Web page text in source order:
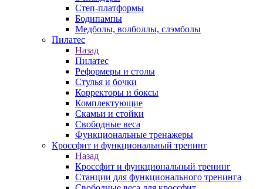
Степ-платформы
Бодипампы
Медболы, волболлы, слэмболы
Пилатес
Назад
Пилатес
Реформеры и столы
Стулья и бочки
Корректоры и боксы
Комплектующие
Скамьи и стойки
Свободные веса
Функциональные тренажеры
Кроссфит и функциональный тренинг
Назад
Кроссфит и функциональный тренинг
Станции для функционального тренинга